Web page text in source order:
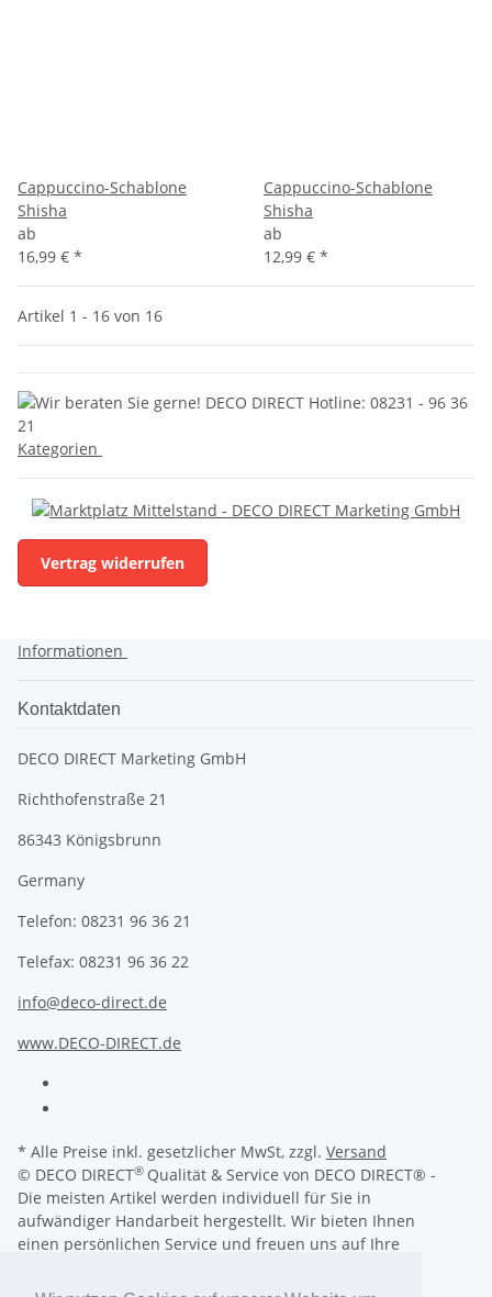
Cappuccino-Schablone
Shisha
ab
16,99 € *
Cappuccino-Schablone
Shisha
ab
12,99 € *
Artikel 1 - 16 von 16
Kategorien
Vertrag widerrufen
Informationen
Kontaktdaten
DECO DIRECT Marketing GmbH
Richthofenstraße 21
86343 Königsbrunn
Germany
Telefon: 08231 96 36 21
Telefax: 08231 96 36 22
info@deco-direct.de
www.DECO-DIRECT.de
* Alle Preise inkl. gesetzlicher MwSt, zzgl. Versand
© DECO DIRECT® Qualität & Service von DECO DIRECT® -
Die meisten Artikel werden individuell für Sie in
aufwändiger Handarbeit hergestellt. Wir bieten Ihnen
einen persönlichen Service und freuen uns auf Ihre